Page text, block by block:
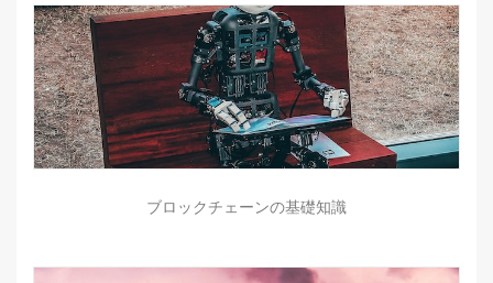
ブロックチェーンの基礎知識